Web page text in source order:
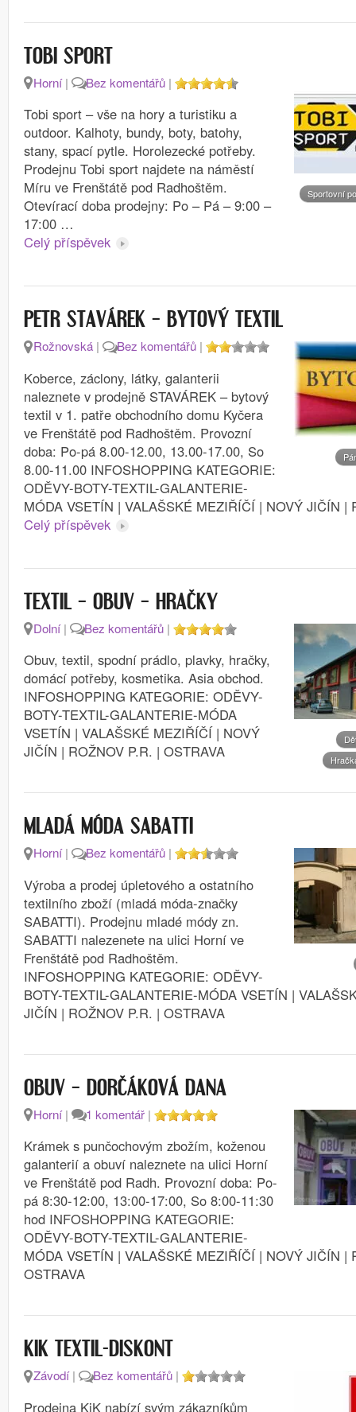
TOBI SPORT
Sportovní
Horní| Bez komentářů |
Tobi sport – vše na hory a turistiku a
outdoor. Kalhoty, bundy, boty, batohy,
stany, spací pytle. Horolezecké potřeby.
Prodejnu Tobi sport najdete na náměstí
Míru ve Frenštátě pod Radhoštěm.
Otevírací doba prodejny: Po – Pá – 9:00 –
17:00 …
Celý příspěvek
PETR STAVÁREK – BYTOVÝ TEXTIL
Rožnovská | Bez komentářů |
Koberce, záclony, látky, galanterii
naleznete v prodejně STAVÁREK – bytový
textil v 1. patře obchodního domu Kyčera
ve Frenštátě pod Radhoštěm. Provozní
doba: Po-pá 8.00-12.00, 13.00-17.00, So
8.00-11.00 INFOSHOPPING KATEGORIE:
ODĚVY-BOTY-TEXTIL-GALANTERIE-
MÓDA VSETÍN | VALAŠSKÉ MEZIŘÍČÍ | NOVÝ JIČÍN
Celý příspěvek
TEXTIL – OBUV – HRAČKY
Dolní| Bez komentářů |
Obuv, textil, spodní prádlo, plavky, hračky,
domácí potřeby, kosmetika. Asia obchod.
INFOSHOPPING KATEGORIE: ODĚVY-
BOTY-TEXTIL-GALANTERIE-MÓDA
VSETÍN | VALAŠSKÉ MEZIŘÍČÍ | NOVÝ
JIČÍN | ROŽNOV P.R. | OSTRAVA
MLADÁ MÓDA SABATTI
Horní| Bez komentářů |
Výroba a prodej úpletového a ostatního
textilního zboží (mladá móda-značky
SABATTI). Prodejnu mladé módy zn.
SABATTI nalezenete na ulici Horní ve
Frenštátě pod Radhoštěm.
INFOSHOPPING KATEGORIE: ODĚVY-
BOTY-TEXTIL-GALANTERIE-MÓDA VSETÍN |
JIČÍN | ROŽNOV P.R. | OSTRAVA
OBUV – DORČÁKOVÁ DANA
Horní| 1 komentář |
Krámek s punčochovým zbožím, koženou
galanterií a obuví naleznete na ulici Horní
ve Frenštátě pod Radh. Provozní doba: Po-
pá 8:30-12:00, 13:00-17:00, So 8:00-11:30
hod INFOSHOPPING KATEGORIE:
ODĚVY-BOTY-TEXTIL-GALANTERIE-
MÓDA VSETÍN | VALAŠSKÉ MEZIŘÍČÍ | NOVÝ JIČÍN |
OSTRAVA
KIK TEXTIL-DISKONT
Závodí| Bez komentářů |
Prodejna KiK nabízí svým zákazníkům